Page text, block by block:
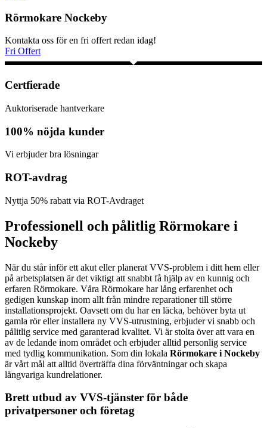
Rörmokare Nockeby
Kontakta oss för en fri offert redan idag!
Fri Offert
Certfierade
Auktoriserade hantverkare
100% nöjda kunder
Vi erbjuder bra lösningar
ROT-avdrag
Nyttja 50% rabatt via ROT-Avdraget
Professionell och pålitlig Rörmokare i
Nockeby
När du står inför ett akut eller planerat VVS-problem i ditt hem eller
på arbetsplatsen är det viktigt att snabbt få hjälp av en kunnig och
erfaren Rörmokare. Våra Rörmokare har lång erfarenhet och
gedigen kunskap inom allt från mindre reparationer till större
installationsprojekt. Oavsett om du har en läcka, behöver byta ut
gamla rör eller installera ny VVS-utrustning, erbjuder vi snabb och
pålitlig service med garanterad kvalitet. Vi är stolta över att vara en
av de ledande inom området och erbjuder alltid personlig service
med tydlig kommunikation. Som din lokala Rörmokare i Nockeby
är vårt mål att alltid överträffa dina förväntningar och skapa
långvariga kundrelationer.
Brett utbud av VVS-tjänster för både
privatpersoner och företag